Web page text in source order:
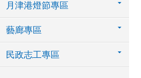
月津港燈節專區
藝廊專區
民政志工專區